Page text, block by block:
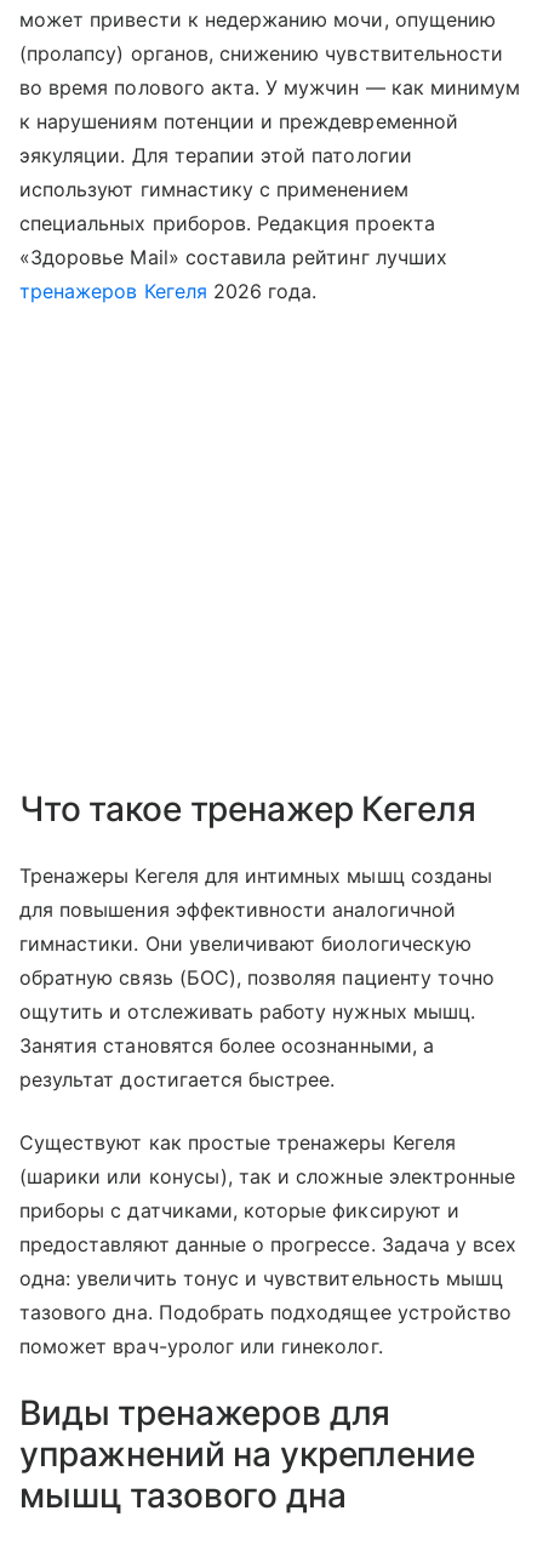
может привести к недержанию мочи, опущению
(пролапсу) органов, снижению чувствительности
во время полового акта. У мужчин — как минимум
к нарушениям потенции и преждевременной
эякуляции. Для терапии этой патологии
используют гимнастику с применением
специальных приборов. Редакция проекта
«Здоровье Mail» составила рейтинг лучших
тренажеров Кегеля 2026 года.
Что такое тренажер Кегеля
Тренажеры Кегеля для интимных мышц созданы
для повышения эффективности аналогичной
гимнастики. Они увеличивают биологическую
обратную связь (БОС), позволяя пациенту точно
ощутить и отслеживать работу нужных мышц.
Занятия становятся более осознанными, а
результат достигается быстрее.
Существуют как простые тренажеры Кегеля
(шарики или конусы), так и сложные электронные
приборы с датчиками, которые фиксируют и
предоставляют данные о прогрессе. Задача у всех
одна: увеличить тонус и чувствительность мышц
тазового дна. Подобрать подходящее устройство
поможет врач-уролог или гинеколог.
Виды тренажеров для
упражнений на укрепление
мышц тазового дна